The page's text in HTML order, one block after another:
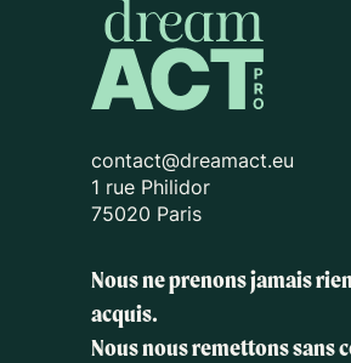
contact@dreamact.eu
1 rue Philidor
75020 Paris
Nous ne prenons jamais
acquis.
Nous nous remettons sans